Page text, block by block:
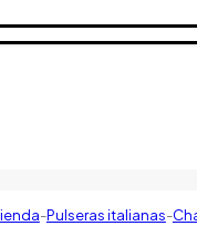
-Pulseras italianas-